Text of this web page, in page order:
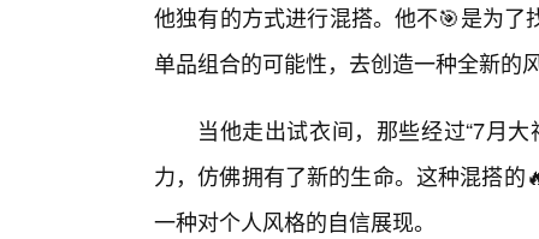
他独有的方式进行混搭。他不🎯是为
单品组合的可能性，去创造一种全新的
当他走出试衣间，那些经过“7月
力，仿佛拥有了新的生命。这种混搭
一种对个人风格的自信展现。